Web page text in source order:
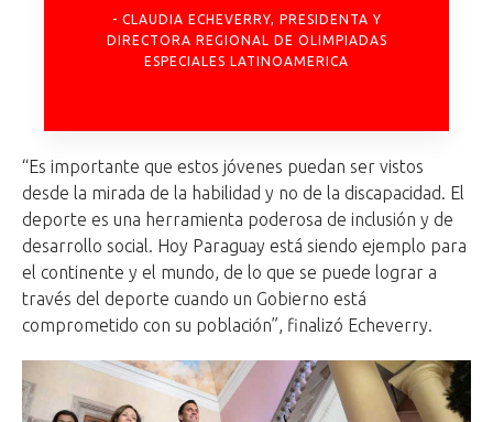
CLAUDIA ECHEVERRY, PRESIDENTA Y
DIRECTORA REGIONAL DE OLIMPIADAS
ESPECIALES LATINOAMERICA
“Es importante que estos jóvenes puedan ser vistos
desde la mirada de la habilidad y no de la discapacidad. El
deporte es una herramienta poderosa de inclusión y de
desarrollo social. Hoy Paraguay está siendo ejemplo para
el continente y el mundo, de lo que se puede lograr a
través del deporte cuando un Gobierno está
comprometido con su población”, finalizó Echeverry.